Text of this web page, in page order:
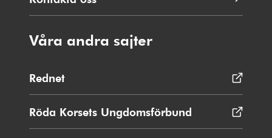
Våra andra sajter
Rednet
i
nytt
fönster
Röda Korsets Ungdomsförbund Öppnas
i